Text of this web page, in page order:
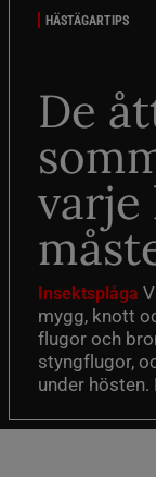
HÄSTÄGARTIPS
De
varje
Insektsplåga
mygg, knott
flugor och
styngflugor,
under hösten.